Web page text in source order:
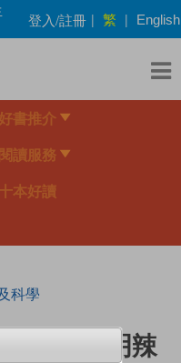
登入/註冊 | 繁 | English
好書推介
閱讀服務
本好讀
科學
#26 透明辣